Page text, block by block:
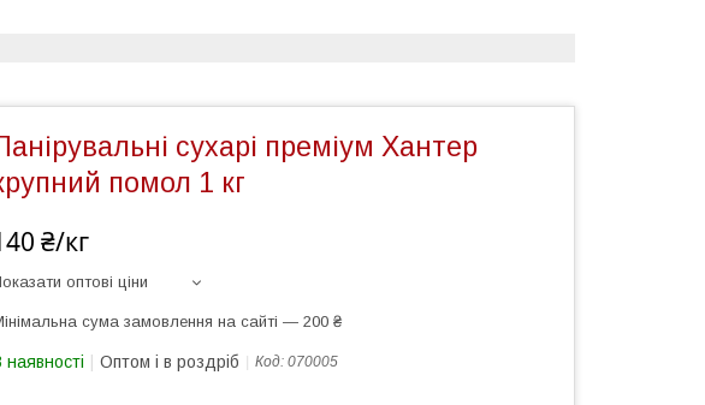
сухарі преміум Хантер
помол 1 кг
₴/кг
оптові ціни
сума замовлення на сайті — 200 ₴
наявності Оптом і в роздріб Код: 070005